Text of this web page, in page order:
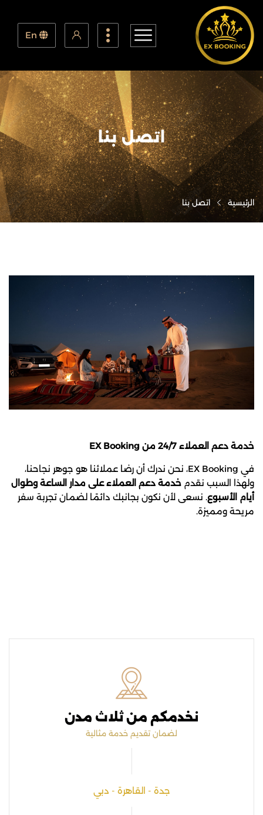
اتصل بنا
الرئيسية اتصل بنا
خدمة دعم العملاء 24/7 من EX Booking
في EX Booking، نحن ندرك أن رضا عملائنا هو جوهر نجاحنا،
ولهذا السبب نقدم خدمة دعم العملاء على مدار الساعة وطوال
أيام الأسبوع. نسعى لأن نكون بجانبك دائمًا لضمان تجربة سفر
مريحة ومميزة.
نخدمكم من ثلاث مدن
لضمان تقديم خدمة مثالية
جدة - القاهرة - دبي